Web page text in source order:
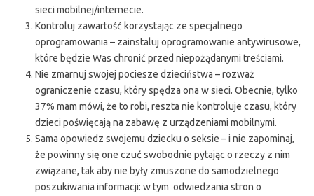
sieci mobilnej/internecie.
Kontroluj zawartość korzystając ze specjalnego
oprogramowania – zainstaluj oprogramowanie antywirusowe,
które będzie Was chronić przed niepożądanymi treściami.
Nie zmarnuj swojej pociesze dzieciństwa – rozważ
ograniczenie czasu, który spędza ona w sieci. Obecnie, tylko
37% mam mówi, że to robi, reszta nie kontroluje czasu, który
dzieci poświęcają na zabawę z urządzeniami mobilnymi.
Sama opowiedz swojemu dziecku o seksie – i nie zapominaj,
że powinny się one czuć swobodnie pytając o rzeczy z nim
związane, tak aby nie były zmuszone do samodzielnego
poszukiwania informacji: w tym odwiedzania stron o